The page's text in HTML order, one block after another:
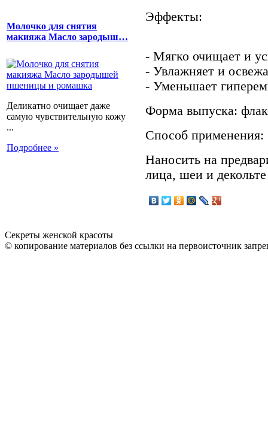
Молочко для снятия
макияжа Масло зародыш…
Деликатно очищает даже
самую чувствительную кожу
...
Подробнее »
Эффекты:
- Мягко очищает и
- Увлажняет и
- Уменьшает
Форма выпуска:
Способ применения:
Наносить на
лица, шеи и
Секреты женской красоты
© копирование материалов без ссылки на первоисточник